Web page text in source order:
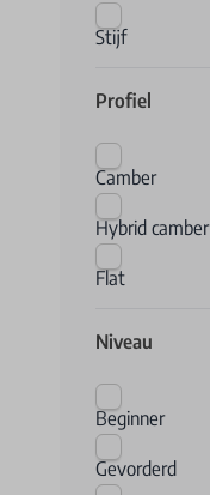
Stijf
Profiel
Camber
Hybrid camber
Flat
Niveau
Beginner
Gevorderd